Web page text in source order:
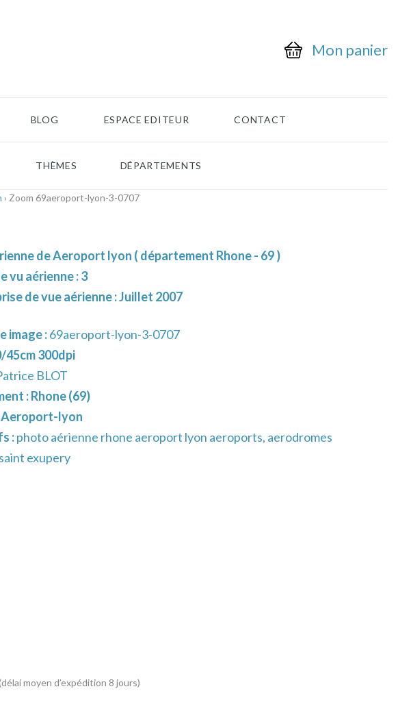
Mon panier
BLOG ESPACE EDITEUR CONTACT
THÈMES DÉPARTEMENTS
› Zoom 69aeroport-lyon-3-0707
de Aeroport lyon ( département Rhone - 69 )
vu aérienne : 3
de vue aérienne : Juillet 2007
image :69aeroport-lyon-3-0707
45cm 300dpi
BLOT
:Rhone (69)
Aeroport-lyon
:photo aérienne rhone aeroport lyon aeroports, aerodromes
exupery
moyen d’expédition 8 jours)